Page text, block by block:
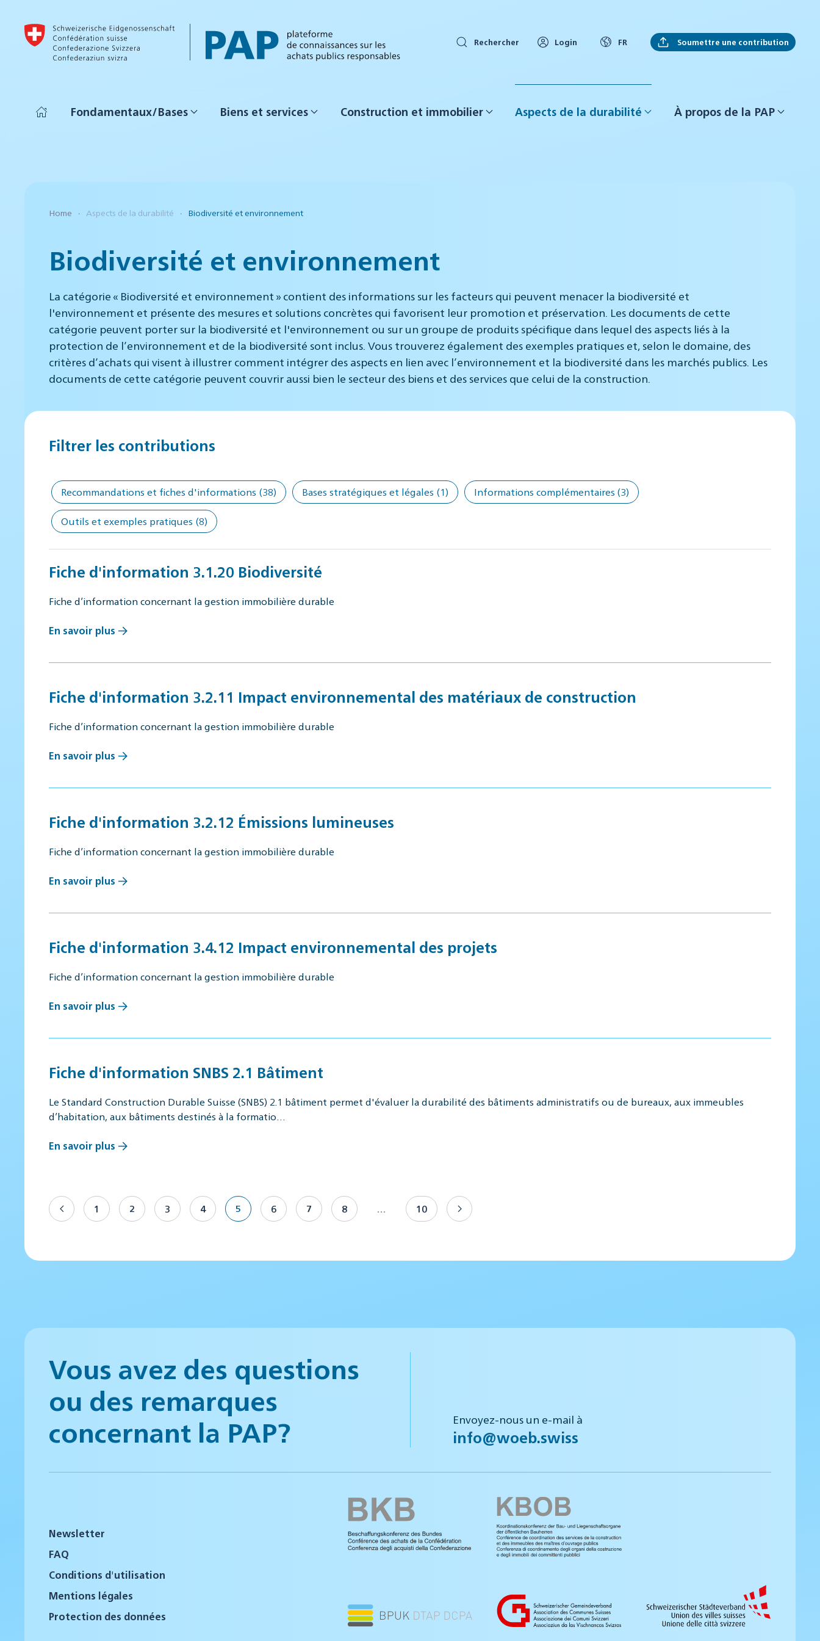
Accéder au contenu principal
Rechercher Login FR Soumettre une contribution
Fondamentaux/Bases Biens et services Construction et immobilier Aspects de la durabilité À propos de la PAP
Home Aspects de la durabilité Biodiversité et environnement
Biodiversité et environnement
La catégorie « Biodiversité et environnement » contient des informations sur les facteurs qui peuvent menacer la biodiversité et
l'environnement et présente des mesures et solutions concrètes qui favorisent leur promotion et préservation. Les documents de cette
catégorie peuvent porter sur la biodiversité et l'environnement ou sur un groupe de produits spécifique dans lequel des aspects liés à la
protection de l’environnement et de la biodiversité sont inclus. Vous trouverez également des exemples pratiques et, selon le domaine, des
critères d’achats qui visent à illustrer comment intégrer des aspects en lien avec l’environnement et la biodiversité dans les marchés publics. Les
documents de cette catégorie peuvent couvrir aussi bien le secteur des biens et des services que celui de la construction.
Filtrer les contributions
Recommandations et fiches d'informations (38) Bases stratégiques et légales (1) Informations complémentaires (3)
Outils et exemples pratiques (8)
Fiche d'information 3.1.20 Biodiversité
Fiche d’information concernant la gestion immobilière durable
En savoir plus
Fiche d'information 3.2.11 Impact environnemental des matériaux de construction
Fiche d’information concernant la gestion immobilière durable
En savoir plus
Fiche d'information 3.2.12 Émissions lumineuses
Fiche d’information concernant la gestion immobilière durable
En savoir plus
Fiche d'information 3.4.12 Impact environnemental des projets
Fiche d’information concernant la gestion immobilière durable
En savoir plus
Fiche d'information SNBS 2.1 Bâtiment
Le Standard Construction Durable Suisse (SNBS) 2.1 bâtiment permet d'évaluer la durabilité des bâtiments administratifs ou de bureaux, aux immeubles
d’habitation, aux bâtiments destinés à la formatio…
En savoir plus
1 2 3 4 5 6 7 8 10
Vous avez des questions
ou des remarques
concernant la PAP?
Envoyez-nous un e-mail à
info@woeb.swiss
Newsletter
FAQ
Conditions d'utilisation
Mentions légales
Protection des données